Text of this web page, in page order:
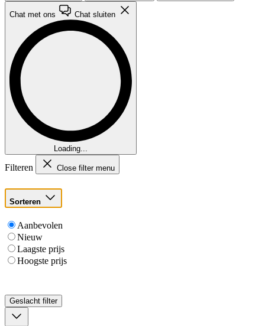
Chat met ons Chat sluiten
Loading...
Filteren Close filter menu
Sorteren
Aanbevolen
Nieuw
Laagste prijs
Hoogste prijs
Geslacht filter